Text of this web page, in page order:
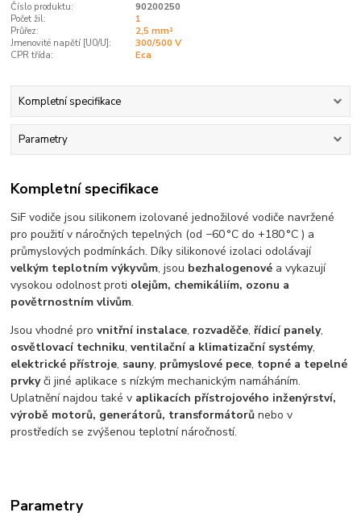
Číslo produktu:
90200250
Počet žil:
1
Průřez:
2,5 mm²
Jmenovité napětí [U0/U]:
300/500 V
CPR třída:
Eca
Kompletní specifikace
Parametry
Kompletní specifikace
SiF vodiče jsou silikonem izolované jednožilové vodiče navržené
pro použití v náročných tepelných (od −60 °C do +180 °C ) a
průmyslových podmínkách. Díky silikonové izolaci odolávají
velkým teplotním výkyvům, jsou bezhalogenové a vykazují
vysokou odolnost proti olejům, chemikáliím, ozonu a
povětrnostním vlivům.
Jsou vhodné provnitřní instalace, rozvaděče, řídicí panely,
osvětlovací techniku,ventilační a klimatizační systémy,
elektrické přístroje, sauny, průmyslové pece, topné a tepelné
prvkyči jiné aplikace s nízkým mechanickým namáháním.
Uplatnění najdou také v aplikacích přístrojového inženýrství,
výrobě motorů, generátorů, transformátorů nebo v
prostředích se zvýšenou teplotní náročností.
Parametry